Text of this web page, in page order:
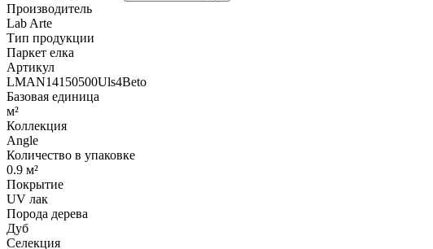
Производитель
Lab Arte
Тип продукции
Паркет елка
Артикул
LMAN14150500Uls4Beto
Базовая единица
м²
Коллекция
Angle
Количество в упаковке
0.9 м²
Покрытие
UV лак
Порода дерева
Дуб
Селекция